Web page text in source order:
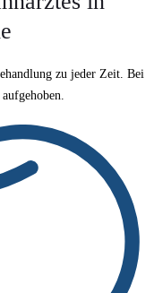
zu jeder Zeit. Bei